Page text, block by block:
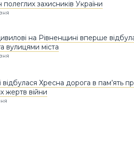
захисників України
на Рівненщині вперше
вулицями міста
відбулася Хресна дорога в пам’ять
жертв війни